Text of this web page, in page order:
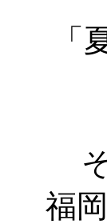
「
福